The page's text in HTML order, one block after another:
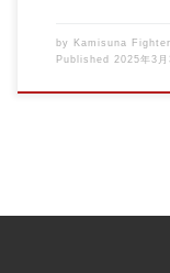
by Kamisuna
Published 2025年3月